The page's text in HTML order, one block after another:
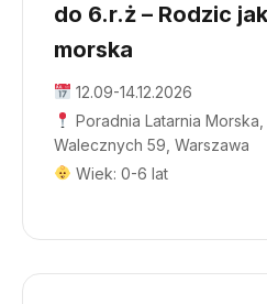
do 6.r.ż – Rodzic
morska
12.09-14.12.2026
Poradnia Latarnia Morska,
Walecznych 59, Warszawa
Wiek: 0-6 lat